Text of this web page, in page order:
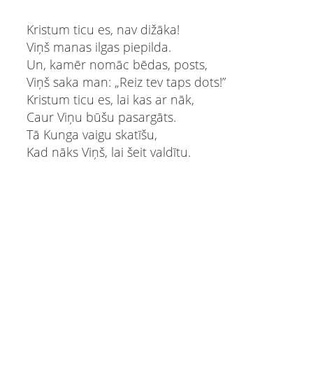
Kristum ticu es, nav dižāka!
Viņš manas ilgas piepilda.
Un, kamēr nomāc bēdas, posts,
Viņš saka man: „Reiz tev taps dots!”
Kristum ticu es, lai kas ar nāk,
Caur Viņu būšu pasargāts.
Tā Kunga vaigu skatīšu,
Kad nāks Viņš, lai šeit valdītu.